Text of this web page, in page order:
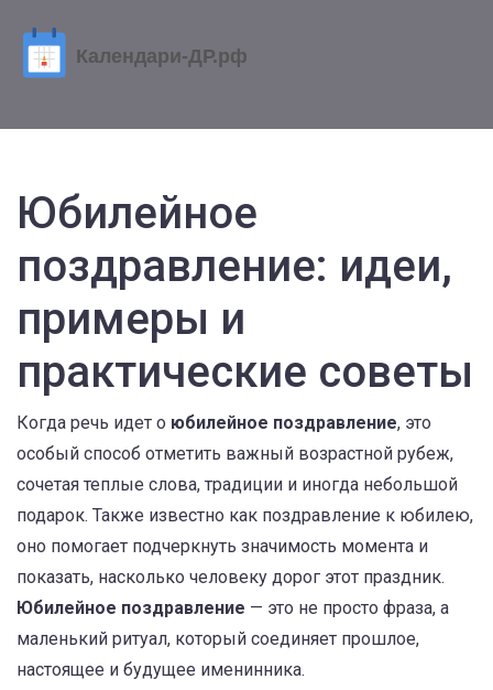
Юбилейное
поздравление: идеи,
примеры и
практические советы
Когда речь идет о юбилейное поздравление, это
особый способ отметить важный возрастной рубеж,
сочетая теплые слова, традиции и иногда небольшой
подарок. Также известно как поздравление к юбилею,
оно помогает подчеркнуть значимость момента и
показать, насколько человеку дорог этот праздник.
Юбилейное поздравление — это не просто фраза, а
маленький ритуал, который соединяет прошлое,
настоящее и будущее именинника.